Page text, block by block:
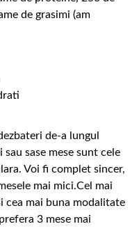
de grasimi (am
de-a lungul
sase mese sunt cele
Voi fi complet sincer,
mai mici.Cel mai
cea mai buna modalitate
3 mese mai